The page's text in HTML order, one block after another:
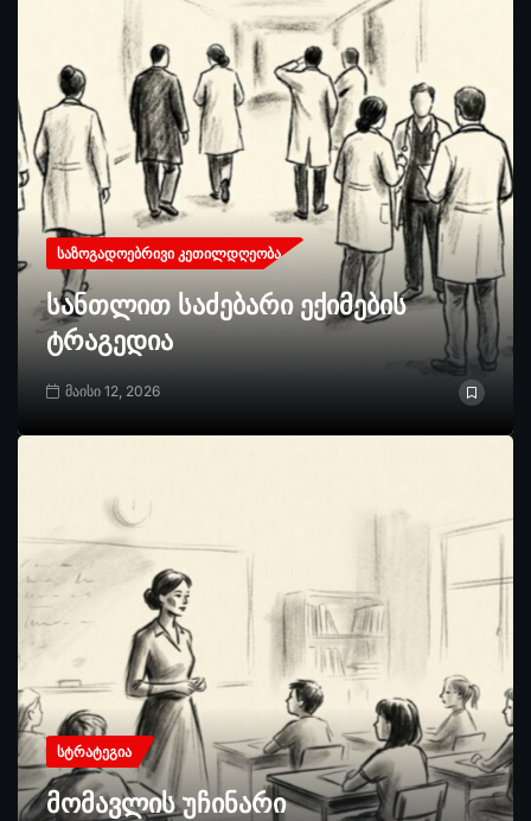
ᲡᲐᲖᲝᲒᲐᲓᲝᲔᲑᲠᲘᲕᲘ ᲙᲔᲗᲘᲚᲓᲦᲔᲝᲑᲐ
სანთლით საძებარი ექიმების
ტრაგედია
მაისი 12, 2026
ᲡᲢᲠᲐᲢᲔᲒᲘᲐ
მომავლის უჩინარი